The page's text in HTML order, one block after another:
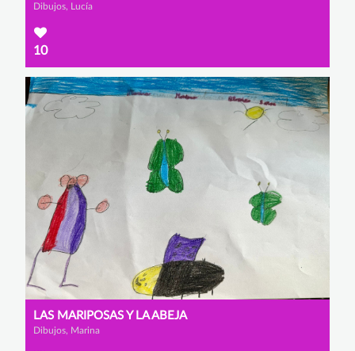
Dibujos, Lucía
10
LAS MARIPOSAS Y LA ABEJA
Dibujos, Marina